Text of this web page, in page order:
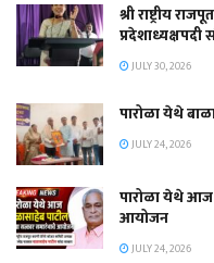
श्री राष्ट्रीय
JULY 30, 2026
पारोळा येथे
JULY 24, 2026
पारोळा येथे आज
आयोजन
JULY 24, 2026